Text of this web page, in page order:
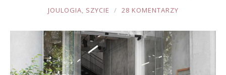
JOULE
JOULOGIA, SZYCIE 28 KOMENTARZY